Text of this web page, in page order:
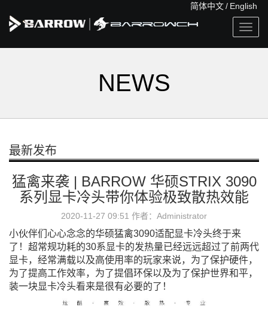
简体中文/ English
NEWS
最新发布
猛禽来袭 | BARROW 华硕STRIX 3090
系列显卡冷头带你体验极致散热效能
2020-11-27 09:51 作者：Administrator
小伙伴们心心念念的华硕猛禽3090适配显卡冷头终于来
了！超常规功耗的30系显卡的发热量已经远远超过了前两代
显卡，经常满载以及高使用率的玩家来说，为了保护硬件，
为了提高工作效率，为了提倡环保以及为了保护世界和平，
装一块显卡冷头看来是很有必要的了！